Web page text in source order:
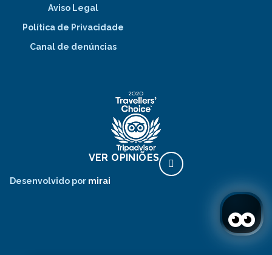
Aviso Legal
Política de Privacidade
Canal de denúncias
VER OPINIÕES
Desenvolvido por mirai